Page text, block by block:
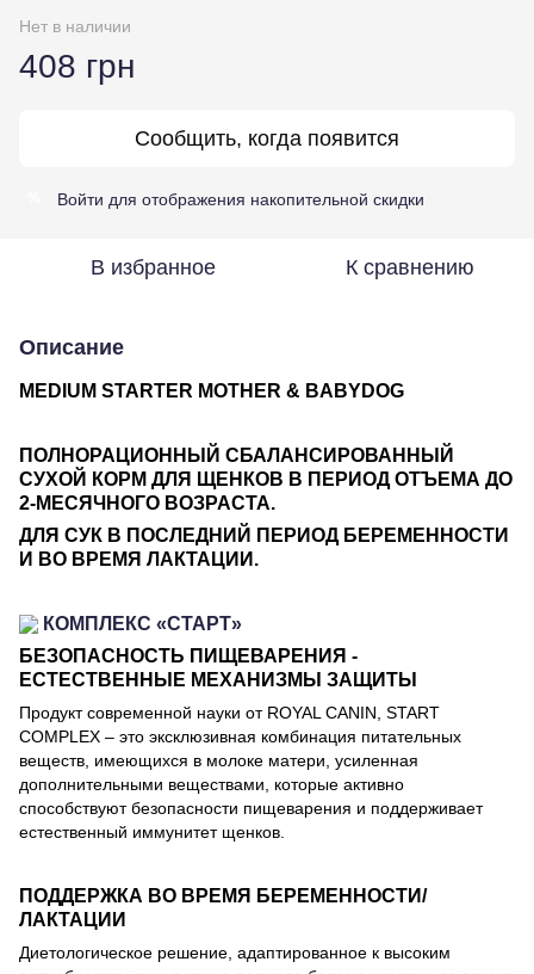
Нет в наличии
408 грн
Сообщить, когда появится
Войти для отображения накопительной скидки
В избранное К сравнению
Описание
MEDIUM STARTER MOTHER & BABYDOG
ПОЛНОРАЦИОННЫЙ СБАЛАНСИРОВАННЫЙ
СУХОЙ КОРМ ДЛЯ ЩЕНКОВ В ПЕРИОД ОТЪЕМА ДО
2-МЕСЯЧНОГО ВОЗРАСТА.
ДЛЯ СУК В ПОСЛЕДНИЙ ПЕРИОД БЕРЕМЕННОСТИ
И ВО ВРЕМЯ ЛАКТАЦИИ.
КОМПЛЕКС «СТАРТ»
БЕЗОПАСНОСТЬ ПИЩЕВАРЕНИЯ -
ЕСТЕСТВЕННЫЕ МЕХАНИЗМЫ ЗАЩИТЫ
Продукт современной науки от ROYAL CANIN, START
COMPLEX – это эксклюзивная комбинация питательных
веществ, имеющихся в молоке матери, усиленная
дополнительными веществами, которые активно
способствуют безопасности пищеварения и поддерживает
естественный иммунитет щенков.
ПОДДЕРЖКА ВО ВРЕМЯ БЕРЕМЕННОСТИ/
ЛАКТАЦИИ
Диетологическое решение, адаптированное к высоким